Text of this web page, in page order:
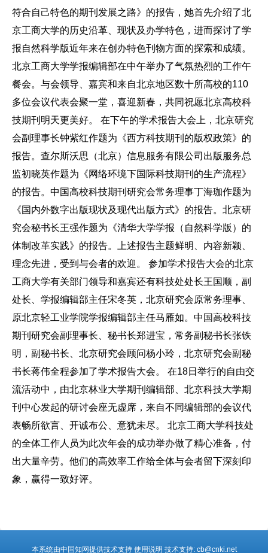
符合自己特色的期刊发展之路》的报告，她首先介绍了北
京工商大学的历史沿革、现状及办学特色，进而探讨了学
报自然科学版近年来在创办特色刊物方面的探索和成绩。
北京工商大学学报编辑部在中午举办了气氛热烈的工作午
餐会。与会领导、嘉宾和来自北京地区数十所高校的110
多位会议代表会聚一堂，喜迎新春，共同祝愿北京高校科
技期刊明天更美好。 在下午的学术报告大会上，北京研究
会副理事长钟紫红作题为《西方科技期刊的版权政策》的
报告。查尔斯沃思（北京）信息服务有限公司出版服务总
监初晓英作题为《网络环境下国际科技期刊的生产流程》
的报告。中国高校科技期刊研究会常务理事丁海珈作题为
《国内外数字出版现状及现代出版方式》的报告。北京研
究会秘书长王强作题为《清华大学学报（自然科学版）的
体制改革实践》的报告。上述报告主题鲜明、内容新颖、
理念先进，受到与会者的欢迎。 参加学术报告大会的北京
工商大学有关部门领导和嘉宾还有科技处处长王国顺，副
处长、学报编辑部主任宋冬英，北京研究会原常务理事、
原北京轻工业学院学报编辑部主任马雁如。中国高校科技
期刊研究会副理事长、秘书长郑进宝，常务副秘书长张铁
明，副秘书长、北京研究会顾问杨小玲，北京研究会副秘
书长蒋伟全程参加了学术报告大会。 在18日举行的自由交
流活动中，由北京林业大学期刊编辑部、北京科技大学期
刊中心发起的研讨会座无虚席，来自不同编辑部的会议代
表畅所欲言、开诚布公、意犹未尽。 北京工商大学科技处
的全体工作人员为此次年会的成功举办做了精心准备，付
出大量辛劳。他们的高效率工作给全体与会者留下深刻印
象，赢得一致好评。
本系统由中国知网提供技术支持 使用说明 技术支持: cb@cnki.net